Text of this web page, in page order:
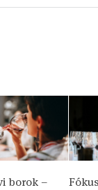
borok –